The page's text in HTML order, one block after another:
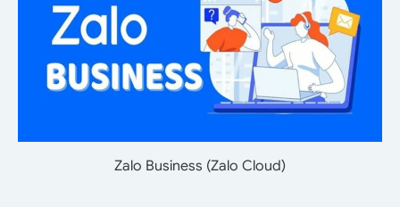
Zalo Business (Zalo Cloud)